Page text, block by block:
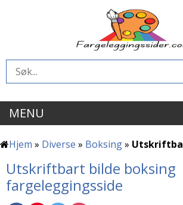
MENU
Hjem » Diverse » Boksing»
Utskriftbart bilde boksing
fargeleggingsside